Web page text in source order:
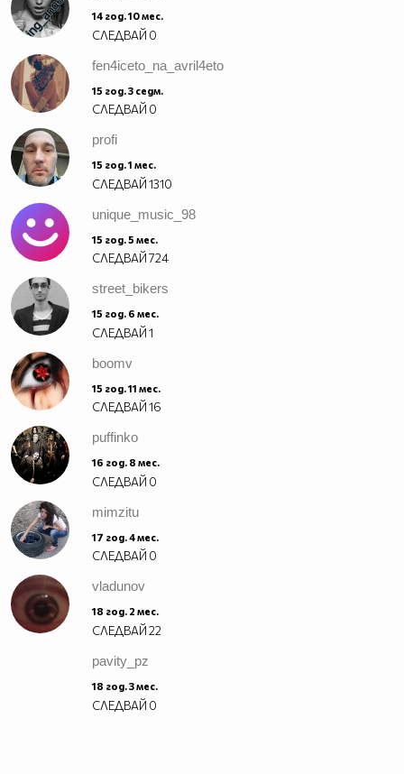
14 год. 10 мес.
СЛЕДВАЙ 0
fen4iceto_na_avril4eto
15 год. 3 седм.
СЛЕДВАЙ 0
profi
15 год. 1 мес.
СЛЕДВАЙ1310
unique_music_98
15 год. 5 мес.
СЛЕДВАЙ724
street_bikers
15 год. 6 мес.
СЛЕДВАЙ1
boomv
15 год. 11 мес.
СЛЕДВАЙ16
puffinko
16 год. 8 мес.
СЛЕДВАЙ 0
mimzitu
17 год. 4 мес.
СЛЕДВАЙ 0
vladunov
18 год. 2 мес.
СЛЕДВАЙ22
pavity_pz
18 год. 3 мес.
СЛЕДВАЙ 0